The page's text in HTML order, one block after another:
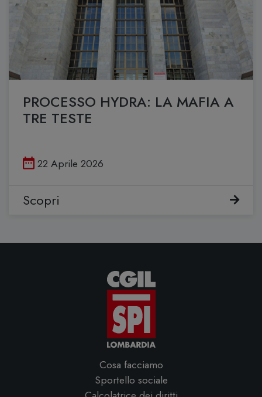
PROCESSO HYDRA: LA MAFIA A
TRE TESTE
Pubblicato il
22 Aprile 2026
Scopri
Cosa facciamo
Sportello sociale